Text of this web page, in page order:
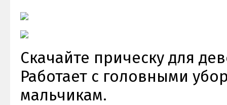
Скачайте прическу для
Работает с головными
мальчикам.